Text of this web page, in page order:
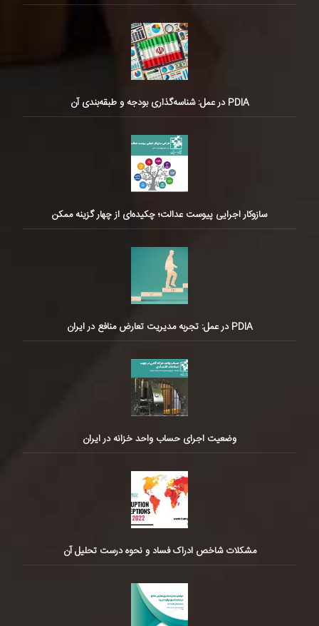
PDIA در عمل: شناسه‌گذاری بودجه و طبقه‌بندی آن
سازوکار اجرایی پیوست عدالت؛ چکیده‌ای از چهار گزینه ممکن
PDIA در عمل: تجربه مدیریت تعارض منافع در ایران
وضعیت اجرای حساب واحد خزانه در ایران
مشکلات شاخص ادراک فساد و نحوه درست تحلیل آن